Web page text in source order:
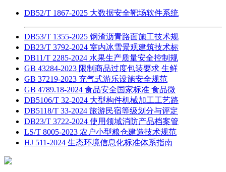
DB52/T 1867-2025 大数据安全靶场软件系统
DB53/T 1355-2025 钢渣沥青路面施工技术规
DB23/T 3792-2024 室内冰雪景观建筑技术标
DB11/T 2285-2024 水果生产质量安全控制规
GB 43284-2023 限制商品过度包装要求 生鲜
GB 37219-2023 充气式游乐设施安全规范
GB 4789.18-2024 食品安全国家标准 食品微
DB5106/T 32-2024 大型构件机械加工工艺路
DB5118/T 33-2024 旅游民宿等级划分与评定
DB23/T 3722-2024 使用领域消防产品档案管
LS/T 8005-2023 农户小型粮仓建造技术规范
HJ 511-2024 生态环境信息化标准体系指南